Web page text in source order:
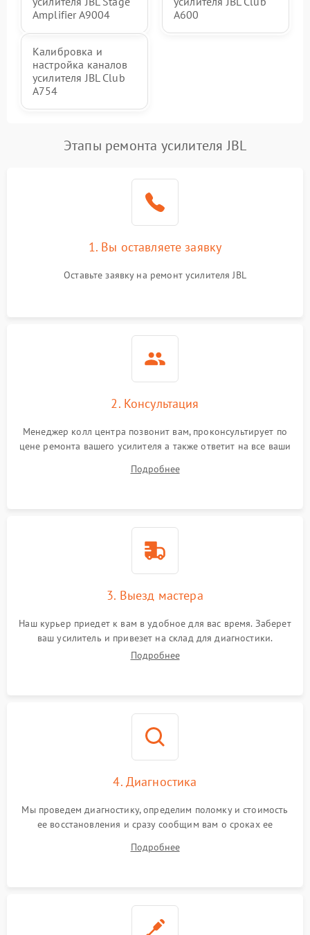
Amplifier A9004
A600
Калибровка и
настройка каналов
усилителя JBL Club
A754
Этапы ремонта усилителя JBL
1. Вы оставляете заявку
Оставьте заявку на ремонт усилителя JBL
2. Консультация
Менеджер колл центра позвонит вам, проконсультирует по
цене ремонта вашего усилителя а также ответит на все ваши
Подробнее
3. Выезд мастера
Наш курьер приедет к вам в удобное для вас время. Заберет
ваш усилитель и привезет на склад для диагностики.
Подробнее
4. Диагностика
Мы проведем диагностику, определим поломку и стоимость
ее восстановления и сразу сообщим вам о сроках ее
Подробнее